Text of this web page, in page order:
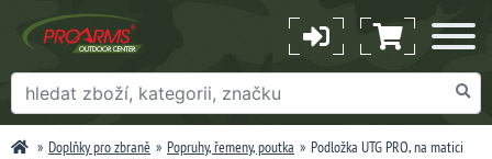
Doplňky pro zbraně Popruhy, řemeny, poutka
Podložka UTG PRO, na matici